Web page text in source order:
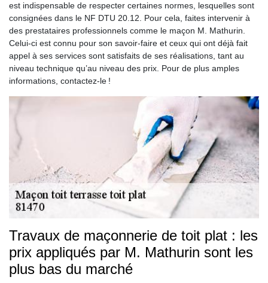
est indispensable de respecter certaines normes, lesquelles sont
consignées dans le NF DTU 20.12. Pour cela, faites intervenir à
des prestataires professionnels comme le maçon M. Mathurin.
Celui-ci est connu pour son savoir-faire et ceux qui ont déjà fait
appel à ses services sont satisfaits de ses réalisations, tant au
niveau technique qu’au niveau des prix. Pour de plus amples
informations, contactez-le !
Travaux de maçonnerie de toit plat : les
prix appliqués par M. Mathurin sont les
plus bas du marché